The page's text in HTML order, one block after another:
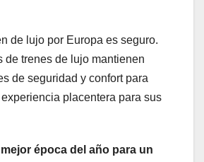
de lujo por Europa es seguro.
de trenes de lujo mantienen
de seguridad y confort para
placentera para sus
época del año para un